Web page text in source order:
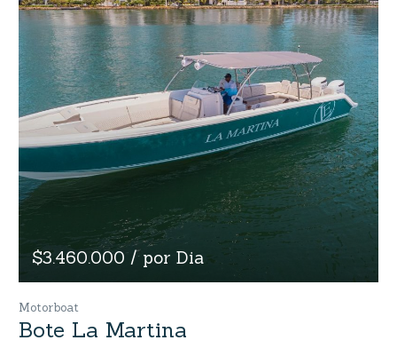
$3.460.000 / por Dia
Motorboat
Bote La Martina